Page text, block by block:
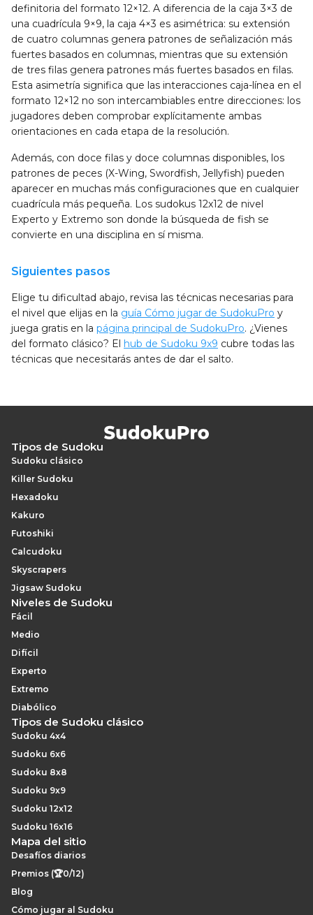
definitoria del formato 12×12. A diferencia de la caja 3×3 de
una cuadrícula 9×9, la caja 4×3 es asimétrica: su extensión
de cuatro columnas genera patrones de señalización más
fuertes basados en columnas, mientras que su extensión
de tres filas genera patrones más fuertes basados en filas.
Esta asimetría significa que las interacciones caja-línea en el
formato 12×12 no son intercambiables entre direcciones: los
jugadores deben comprobar explícitamente ambas
orientaciones en cada etapa de la resolución.
Además, con doce filas y doce columnas disponibles, los
patrones de peces (X-Wing, Swordfish, Jellyfish) pueden
aparecer en muchas más configuraciones que en cualquier
cuadrícula más pequeña. Los sudokus 12x12 de nivel
Experto y Extremo son donde la búsqueda de fish se
convierte en una disciplina en sí misma.
Siguientes pasos
Elige tu dificultad abajo, revisa las técnicas necesarias para
el nivel que elijas en la guía Cómo jugar de SudokuPro y
juega gratis en la página principal de SudokuPro. ¿Vienes
del formato clásico? El hub de Sudoku 9x9 cubre todas las
técnicas que necesitarás antes de dar el salto.
Tipos de Sudoku
Sudoku clásico
Killer Sudoku
Hexadoku
Kakuro
Futoshiki
Calcudoku
Skyscrapers
Jigsaw Sudoku
Niveles de Sudoku
Fácil
Medio
Difícil
Experto
Extremo
Diabólico
Tipos de Sudoku clásico
Sudoku 4x4
Sudoku 6x6
Sudoku 8x8
Sudoku 9x9
Sudoku 12x12
Sudoku 16x16
Mapa del sitio
Desafíos diarios
Premios (🏆0/12)
Blog
Cómo jugar al Sudoku